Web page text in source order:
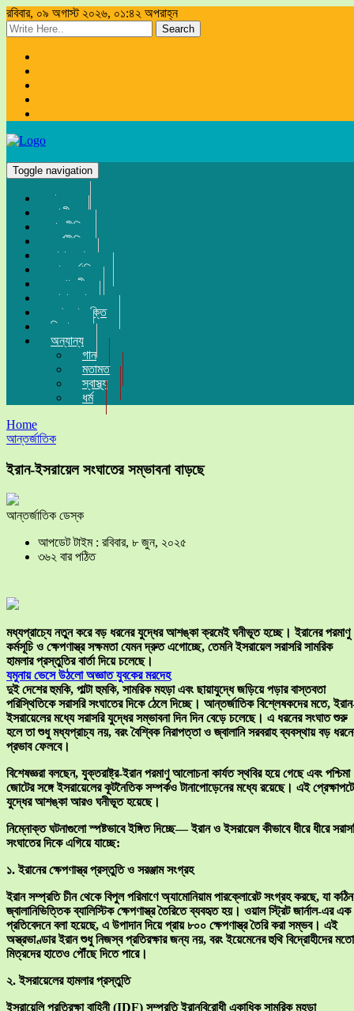
রবিবার, ০৯ অগাস্ট ২০২৬, ০১:৪২ অপরাহ্ন
Search
Toggle navigation
প্রচ্ছদ
জাতীয়
রাজনীতি
অর্থনীতি
সারা দেশ
আন্তর্জাতিক
সম্পাদকীয়
খেলা-ধুলা
তথ্য-প্রযুক্তি
বিনোদন
অন্যান্য
গান
মতামত
স্বাস্থ্য
ধর্ম
Home
আন্তর্জাতিক
ইরান-ইসরায়েল সংঘাতের সম্ভাবনা বাড়ছে
আন্তর্জাতিক ডেস্ক
আপডেট টাইম : রবিবার, ৮ জুন, ২০২৫
৩৬২ বার পঠিত
মধ্যপ্রাচ্যে নতুন করে বড় ধরনের যুদ্ধের আশঙ্কা ক্রমেই ঘনীভূত হচ্ছে। ইরানের পরমাণু
কর্মসূচি ও ক্ষেপণাস্ত্র সক্ষমতা যেমন দ্রুত এগোচ্ছে, তেমনি ইসরায়েল সরাসরি সামরিক
হামলার প্রস্তুতির বার্তা দিয়ে চলেছে।
যমুনায় ভেসে উঠলো অজ্ঞাত যুবকের মরদেহ
দুই দেশের হুমকি, পাল্টা হুমকি, সামরিক মহড়া এবং ছায়াযুদ্ধে জড়িয়ে পড়ার বাস্তবতা
পরিস্থিতিকে সরাসরি সংঘাতের দিকে ঠেলে দিচ্ছে। আন্তর্জাতিক বিশ্লেষকদের মতে,
ইসরায়েলের মধ্যে সরাসরি যুদ্ধের সম্ভাবনা দিন দিন বেড়ে চলেছে। এ ধরনের সংঘাত শুরু
হলে তা শুধু মধ্যপ্রাচ্য নয়, বরং বৈশ্বিক নিরাপত্তা ও জ্বালানি সরবরাহ ব্যবস্থায় বড়
প্রভাব ফেলবে।
বিশেষজ্ঞরা বলছেন, যুক্তরাষ্ট্র-ইরান পরমাণু আলোচনা কার্যত স্থবির হয়ে গেছে এবং পশ্চিমা
জোটের সঙ্গে ইসরায়েলের কূটনৈতিক সম্পর্কও টানাপোড়েনের মধ্যে রয়েছে। এই প্রেক্ষাপটে
যুদ্ধের আশঙ্কা আরও ঘনীভূত হয়েছে।
নিম্নোক্ত ঘটনাগুলো স্পষ্টভাবে ইঙ্গিত দিচ্ছে— ইরান ও ইসরায়েল কীভাবে ধীরে ধীরে
সংঘাতের দিকে এগিয়ে যাচ্ছে:
১. ইরানের ক্ষেপণাস্ত্র প্রস্তুতি ও সরঞ্জাম সংগ্রহ
ইরান সম্প্রতি চীন থেকে বিপুল পরিমাণে অ্যামোনিয়াম পারক্লোরেট সংগ্রহ করছে, যা কঠিন
জ্বালানিভিত্তিক ব্যালিস্টিক ক্ষেপণাস্ত্র তৈরিতে ব্যবহৃত হয়। ওয়াল স্ট্রিট জার্নাল-এর এক
প্রতিবেদনে বলা হয়েছে, এ উপাদান দিয়ে প্রায় ৮০০ ক্ষেপণাস্ত্র তৈরি করা সম্ভব। এই
অস্ত্রভাণ্ডার ইরান শুধু নিজস্ব প্রতিরক্ষার জন্য নয়, বরং ইয়েমেনের হুথি বিদ্রোহীদের মতো
মিত্রদের হাতেও পৌঁছে দিতে পারে।
২. ইসরায়েলের হামলার প্রস্তুতি
ইসরায়েলি প্রতিরক্ষা বাহিনী (IDF) সম্প্রতি ইরানবিরোধী একাধিক সামরিক মহড়া